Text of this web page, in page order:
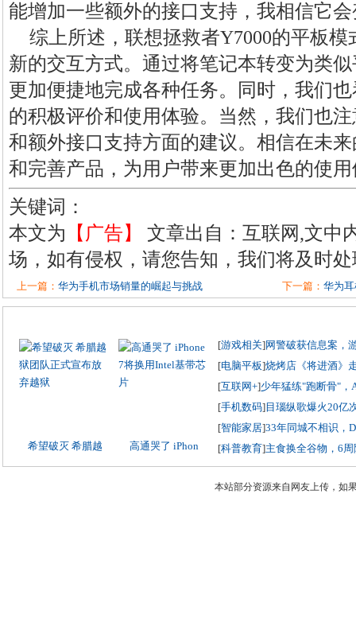
能增加一些额外的接口支持，我相信它
综上所述，联想拯救者Y7000的平板
新的交互方式。通过将笔记本转变为类
更加便捷地完成各种任务。同时，我们
的积极评价和使用体验。当然，我们也
和额外接口支持方面的建议。相信在未
和完善产品，为用户带来更加出色的使
关键词：
本文为 【广告】
文章出自：互联网,文中
场，如有侵权，请您告知，我们将及时
上一篇： 华为手机市场销量的崛起与挑战 下一篇： 华为耳
希望破灭 希腊越 高通哭了 iPhon
[游戏相关]网警破获信息案，
[电脑平板]烧烤店《将进酒》
[互联网+]少年猛练"跑断骨"，
[手机数码]目瑙纵歌爆火20亿
[智能家居]33年同城不相识，
[科普教育]主食换全谷物，6
本站部分资源来自网友上传，如